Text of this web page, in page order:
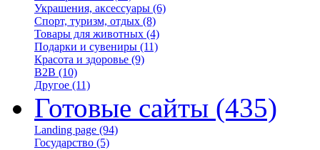
Украшения, аксессуары (6)
Спорт, туризм, отдых (8)
Товары для животных (4)
Подарки и сувениры (11)
Красота и здоровье (9)
B2B (10)
Другое (11)
Готовые сайты (435)
Landing page (94)
Государство (5)